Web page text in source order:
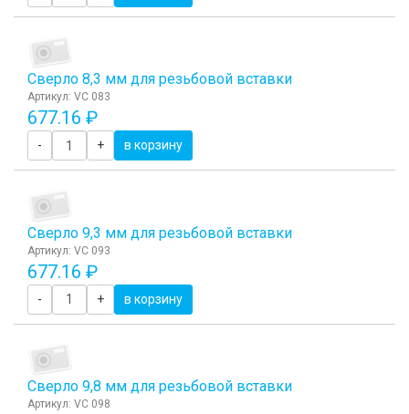
Сверло 8,3 мм для резьбовой вставки
Артикул: VC 083
677.16 ₽
- + в корзину
Сверло 9,3 мм для резьбовой вставки
Артикул: VC 093
677.16 ₽
- + в корзину
Сверло 9,8 мм для резьбовой вставки
Артикул: VC 098